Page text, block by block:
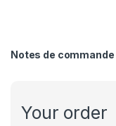
Notes de commande
Your order